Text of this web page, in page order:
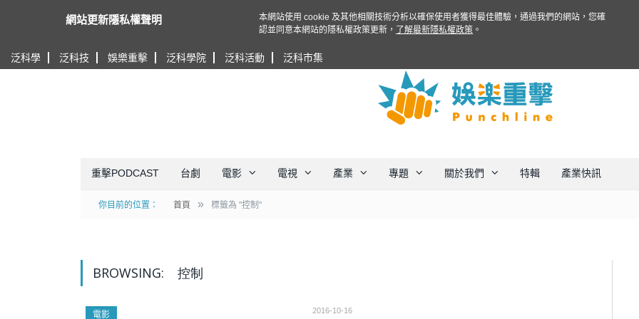
泛科學 泛科技 娛樂重擊 泛科學院 泛科活動 泛科市集
重擊PODCAST 台劇 電影 電視 產業 專題 關於我們 特輯 產業快訊
你目前的位置： 首頁 » 標籤為 "控制"
BROWSING: 控制
電影 2016-10-16
網站更新隱私權聲明
本網站使用 cookie 及其他相關技術分析以確保使用者獲得最佳體驗，通過我們的網站，您確
認並同意本網站的隱私權政策更新，
了解最新隱私權政策 。